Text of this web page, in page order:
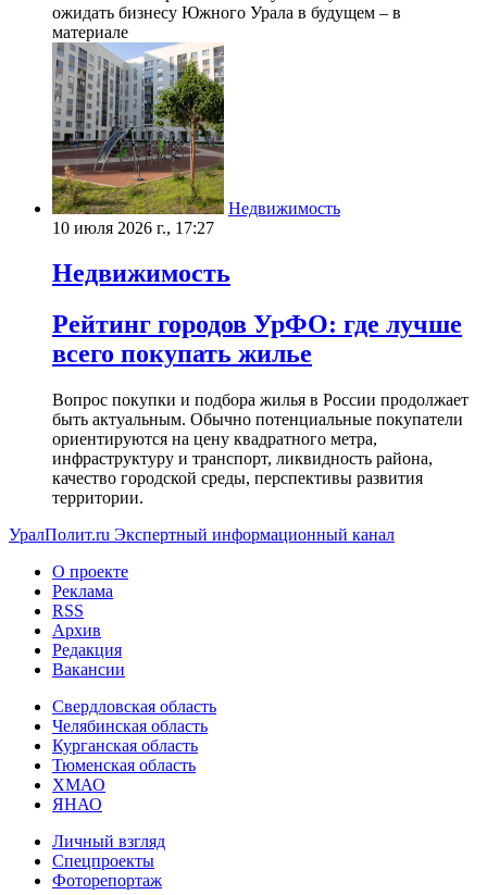
ожидать бизнесу Южного Урала в будущем – в
материале
Недвижимость
10 июля 2026 г., 17:27
Недвижимость
Рейтинг городов УрФО: где лучше
всего покупать жилье
Вопрос покупки и подбора жилья в России продолжает
быть актуальным. Обычно потенциальные покупатели
ориентируются на цену квадратного метра,
инфраструктуру и транспорт, ликвидность района,
качество городской среды, перспективы развития
территории.
УралПолит.ru Экспертный информационный канал
О проекте
Реклама
RSS
Архив
Редакция
Вакансии
Свердловская область
Челябинская область
Курганская область
Тюменская область
ХМАО
ЯНАО
Личный взгляд
Спецпроекты
Фоторепортаж